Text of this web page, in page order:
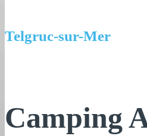
Telgruc-sur-Mer
Camping